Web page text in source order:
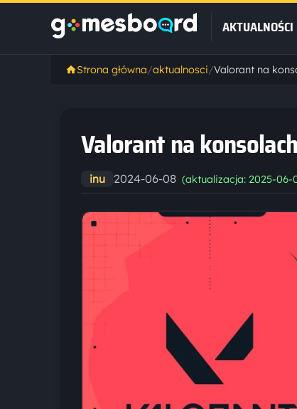
AKTUALNOŚCI
Strona główna/aktualnosci/Valorant na
Valorant na
inu 2024-06-08 (aktualizacja: 2025-06-